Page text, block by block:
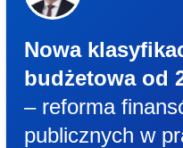
Nowa
budżetowa od
– reforma
publicznych w